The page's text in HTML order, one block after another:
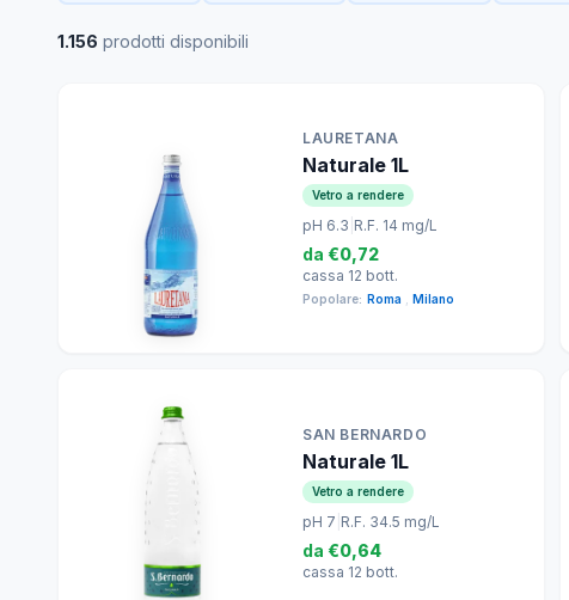
1.156 prodotti disponibili
LAURETANA
Naturale 1L
Vetro a rendere
pH 6.3 R.F. 14 mg/L
da €0,72
cassa 12 bott.
Popolare: Roma Milano
SAN BERNARDO
Naturale 1L
Vetro a rendere
pH 7 R.F. 34.5 mg/L
da €0,64
cassa 12 bott.